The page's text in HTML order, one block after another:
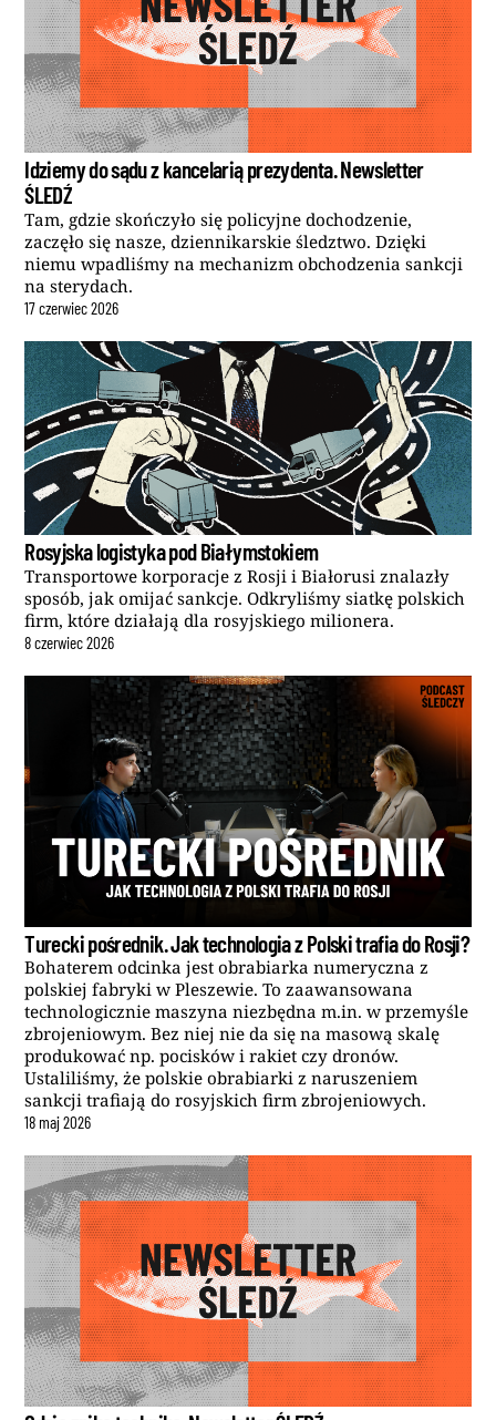
Idziemy do sądu z kancelarią prezydenta. Newsletter
ŚLEDŹ
Tam, gdzie skończyło się policyjne dochodzenie,
zaczęło się nasze, dziennikarskie śledztwo. Dzięki
niemu wpadliśmy na mechanizm obchodzenia sankcji
na sterydach.
17czerwiec2026
Rosyjska logistyka pod Białymstokiem
Transportowe korporacje z Rosji i Białorusi znalazły
sposób, jak omijać sankcje. Odkryliśmy siatkę polskich
firm, które działają dla rosyjskiego milionera.
8czerwiec2026
Turecki pośrednik. Jak technologia z Polski trafia do Rosji?
Bohaterem odcinka jest obrabiarka numeryczna z
polskiej fabryki w Pleszewie. To zaawansowana
technologicznie maszyna niezbędna m.in. w przemyśle
zbrojeniowym. Bez niej nie da się na masową skalę
produkować np. pocisków i rakiet czy dronów.
Ustaliliśmy, że polskie obrabiarki z naruszeniem
sankcji trafiają do rosyjskich firm zbrojeniowych.
18 maj2026